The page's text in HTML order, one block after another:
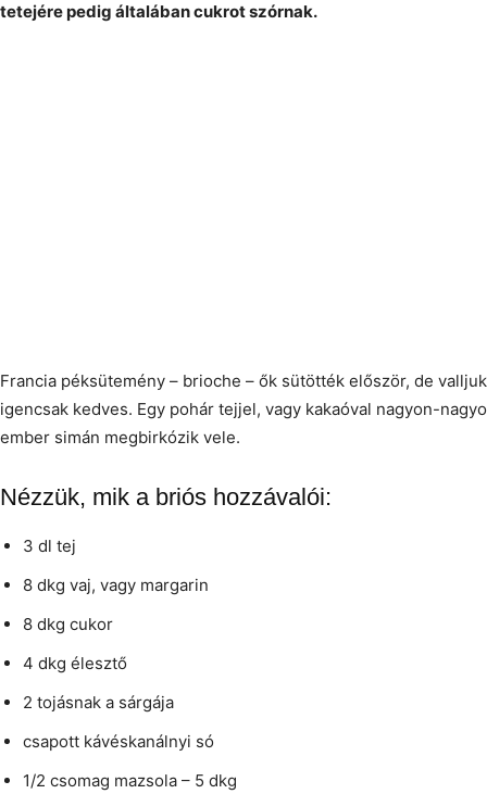
tetejére pedig általában cukrot szórnak.
Francia péksütemény – brioche – ők sütötték először, de
igencsak kedves. Egy pohár tejjel, vagy kakaóval nagyon-
ember simán megbirkózik vele.
Nézzük, mik a briós hozzávalói:
3 dl tej
8 dkg vaj, vagy margarin
8 dkg cukor
4 dkg élesztő
2 tojásnak a sárgája
csapott kávéskanálnyi só
1/2 csomag mazsola – 5 dkg